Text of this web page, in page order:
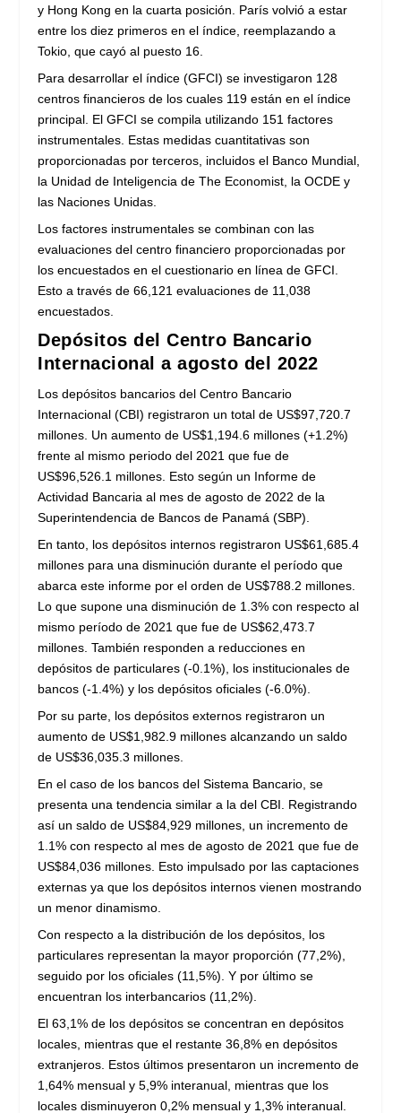
y Hong Kong en la cuarta posición. París volvió a estar
entre los diez primeros en el índice, reemplazando a
Tokio, que cayó al puesto 16.
Para desarrollar el índice (GFCI) se investigaron 128
centros financieros de los cuales 119 están en el índice
principal. El GFCI se compila utilizando 151 factores
instrumentales. Estas medidas cuantitativas son
proporcionadas por terceros, incluidos el Banco Mundial,
la Unidad de Inteligencia de The Economist, la OCDE y
las Naciones Unidas.
Los factores instrumentales se combinan con las
evaluaciones del centro financiero proporcionadas por
los encuestados en el cuestionario en línea de GFCI.
Esto a través de 66,121 evaluaciones de 11,038
encuestados.
Depósitos del Centro Bancario
Internacional a agosto del 2022
Los depósitos bancarios del Centro Bancario
Internacional (CBI) registraron un total de US$97,720.7
millones. Un aumento de US$1,194.6 millones (+1.2%)
frente al mismo periodo del 2021 que fue de
US$96,526.1 millones. Esto según un Informe de
Actividad Bancaria al mes de agosto de 2022 de la
Superintendencia de Bancos de Panamá (SBP).
En tanto, los depósitos internos registraron US$61,685.4
millones para una disminución durante el período que
abarca este informe por el orden de US$788.2 millones.
Lo que supone una disminución de 1.3% con respecto al
mismo período de 2021 que fue de US$62,473.7
millones. También responden a reducciones en
depósitos de particulares (-0.1%), los institucionales de
bancos (-1.4%) y los depósitos oficiales (-6.0%).
Por su parte, los depósitos externos registraron un
aumento de US$1,982.9 millones alcanzando un saldo
de US$36,035.3 millones.
En el caso de los bancos del Sistema Bancario, se
presenta una tendencia similar a la del CBI. Registrando
así un saldo de US$84,929 millones, un incremento de
1.1% con respecto al mes de agosto de 2021 que fue de
US$84,036 millones. Esto impulsado por las captaciones
externas ya que los depósitos internos vienen mostrando
un menor dinamismo.
Con respecto a la distribución de los depósitos, los
particulares representan la mayor proporción (77,2%),
seguido por los oficiales (11,5%). Y por último se
encuentran los interbancarios (11,2%).
El 63,1% de los depósitos se concentran en depósitos
locales, mientras que el restante 36,8% en depósitos
extranjeros. Estos últimos presentaron un incremento de
1,64% mensual y 5,9% interanual, mientras que los
locales disminuyeron 0,2% mensual y 1,3% interanual.